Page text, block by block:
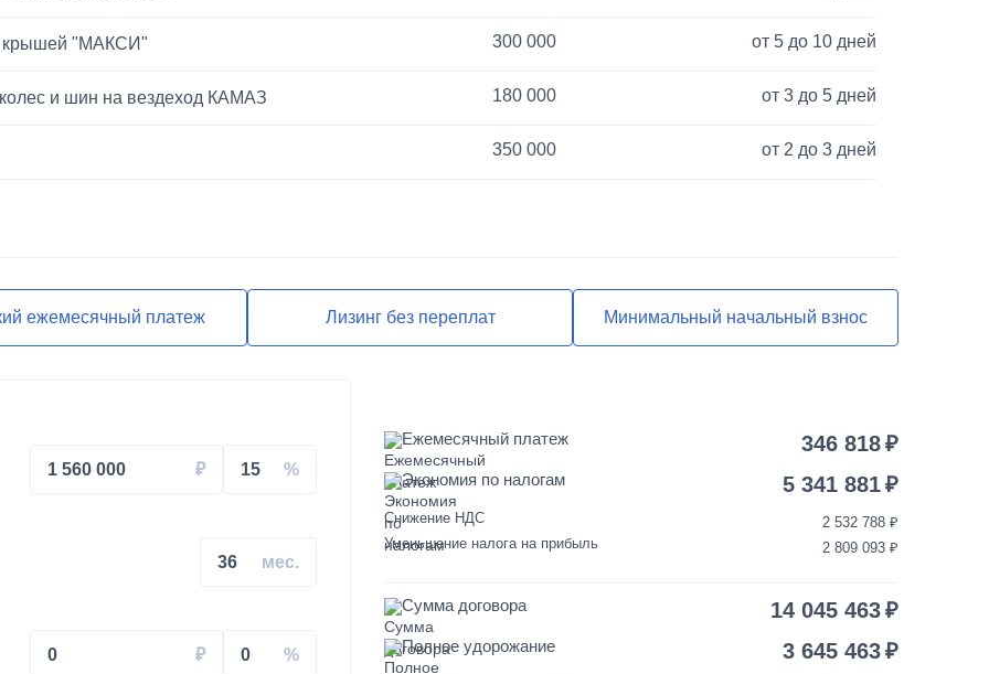
крышей "МАКСИ" 300 000 от 5 до 10 дней
и шин на вездеход КАМАЗ 180 000 от 3 до 5 дней
350 000 от 2 до 3 дней
2 850 000 от 2 до 3 дней
150 000 от 5 до 10 дней
КАМАЗ 1 день
ежемесячный платеж Лизинг без переплат Минимальный начальный взнос
1 560 000 15
36
0 0
Ежемесячный платеж 346 818
Экономия по налогам 5 341 881
Снижение НДС
2 532 788
Уменьшение налога на прибыль
2 809 093
Сумма договора 14 045 463
Полное удорожание 3 645 463